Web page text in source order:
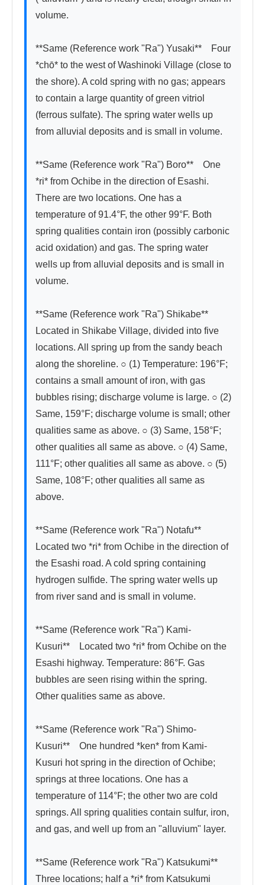
volume.
**Same (Reference work "Ra") Yusaki**　Four
*chō* to the west of Washinoki Village (close to
the shore). A cold spring with no gas; appears
to contain a large quantity of green vitriol
(ferrous sulfate). The spring water wells up
from alluvial deposits and is small in volume.
**Same (Reference work "Ra") Boro**　One
*ri* from Ochibe in the direction of Esashi.
There are two locations. One has a
temperature of 91.4°F, the other 99°F. Both
spring qualities contain iron (possibly carbonic
acid oxidation) and gas. The spring water
wells up from alluvial deposits and is small in
volume.
**Same (Reference work "Ra") Shikabe**
Located in Shikabe Village, divided into five
locations. All spring up from the sandy beach
along the shoreline. ○ (1) Temperature: 196°F;
contains a small amount of iron, with gas
bubbles rising; discharge volume is large. ○ (2)
Same, 159°F; discharge volume is small; other
qualities same as above. ○ (3) Same, 158°F;
other qualities all same as above. ○ (4) Same,
111°F; other qualities all same as above. ○ (5)
Same, 108°F; other qualities all same as
above.
**Same (Reference work "Ra") Notafu**
Located two *ri* from Ochibe in the direction of
the Esashi road. A cold spring containing
hydrogen sulfide. The spring water wells up
from river sand and is small in volume.
**Same (Reference work "Ra") Kami-
Kusuri**　Located two *ri* from Ochibe on the
Esashi highway. Temperature: 86°F. Gas
bubbles are seen rising within the spring.
Other qualities same as above.
**Same (Reference work "Ra") Shimo-
Kusuri**　One hundred *ken* from Kami-
Kusuri hot spring in the direction of Ochibe;
springs at three locations. One has a
temperature of 114°F; the other two are cold
springs. All spring qualities contain sulfur, iron,
and gas, and well up from an "alluvium" layer.
**Same (Reference work "Ra") Katsukumi**
Three locations; half a *ri* from Katsukumi